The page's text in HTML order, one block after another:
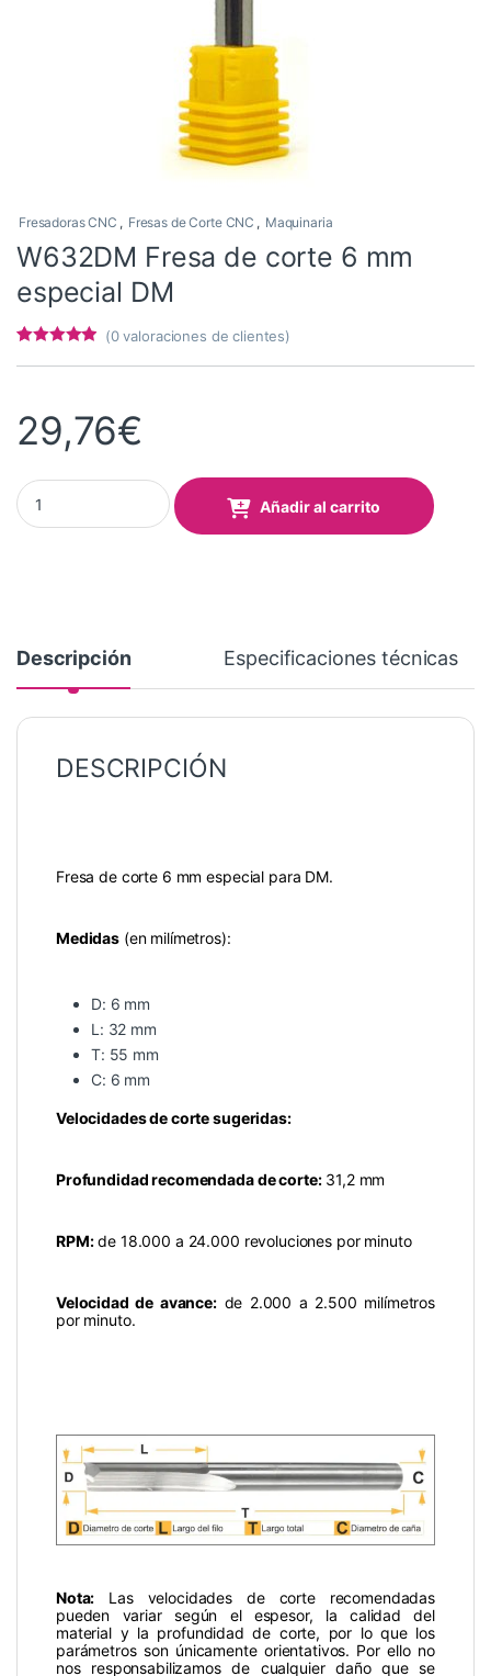
Fresadoras CNC , Fresas de Corte CNC , Maquinaria
W632DM Fresa de corte 6 mm
especial DM
s de
clientes
(0valoraciones de clientes)
29,76€
W632DM Fresa de corte 6 mm especial DM quantity
Añadir al carrito
Descripción Especificaciones técnicas
DESCRIPCIÓN
Fresa de corte 6 mm especial para DM.
Medidas (en milímetros):
D: 6 mm
L: 32 mm
T: 55 mm
C: 6 mm
Velocidades de corte sugeridas:
Profundidad recomendada de corte:31,2 mm
RPM:de 18.000 a 24.000 revoluciones por minuto
Velocidad de avance:de 2.000 a 2.500 milímetros
por minuto.
Nota: Las velocidades de corte recomendadas
pueden variar según el espesor, la calidad del
material y la profundidad de corte, por lo que los
parámetros son únicamente orientativos. Por ello no
nos responsabilizamos de cualquier daño que se